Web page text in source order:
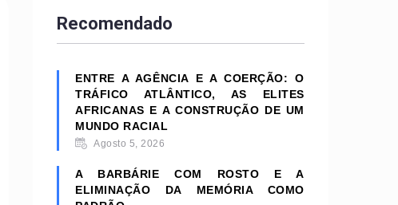
Recomendado
ENTRE A AGÊNCIA E A COERÇÃO: O
TRÁFICO ATLÂNTICO, AS ELITES
AFRICANAS E A CONSTRUÇÃO DE UM
MUNDO RACIAL
Agosto 5, 2026
A BARBÁRIE COM ROSTO E A
ELIMINAÇÃO DA MEMÓRIA COMO